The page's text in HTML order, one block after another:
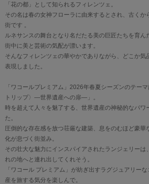
「花の都」として知られるフィレンツェ。
その名は春の女神フローラに由来するとされ、古くか
街です 。
ルネサンスの舞台となり名だたる美の巨匠たちを育ん
街中に美と芸術の気配が漂います。
そんなフィレンツェの華やかでありながら、どこか気
表現しました。
「ワコールプレミアム」2026年春夏シーズンのテー
トリップ〉―世界遺産への扉―」。
時を超えて人々を魅了する、世界遺産の神秘的なパワ
た。
圧倒的な存在感を放つ荘厳な建築、息をのむほど豪華
化が息づく街並み。
その壮大な魅力にインスパイアされたランジェリーは
れの地へと連れ出してくれそう。
「ワコール プレミアム」が紡ぎ出すラグジュアリー
産を旅する気分を楽しんで。